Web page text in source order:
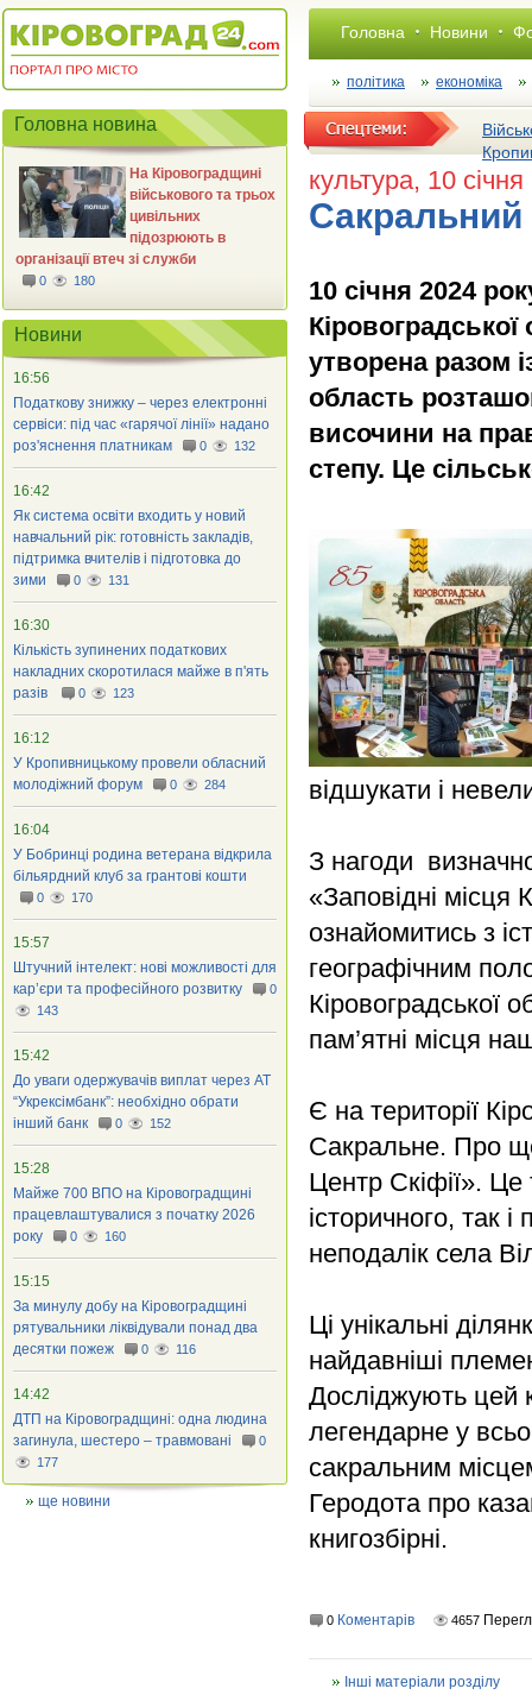
Головна Новини
політика економіка
культура, 10
Сакральний
10 січня 2024
утворена разом
область
височини на
степу. Це
відшукати і
З нагоди
«Заповідні місця
ознайомитись з
географічним
Кіровоградської
пам’ятні місця
Є на території
Сакральне. Про
Центр Скіфії». Це
історичного, так
неподалік села
Ці унікальні
найдавніші
Досліджують цей
легендарне у
сакральним
Геродота про
книгозбірні.
0 Коментарів 4657
Інші матеріали розділу
Головна новина
На Кіровоградщині
військового та трьох
цивільних
підозрюють в
організації втеч зі служби
0 180
Новини
16:56
Податкову знижку – через електронні
сервіси: під час «гарячої лінії» надано
роз'яснення платникам
0 132
16:42
Як система освіти входить у новий
навчальний рік: готовність закладів,
підтримка вчителів і підготовка до
зими
0 131
16:30
Кількість зупинених податкових
накладних скоротилася майже в п'ять
разів
0 123
16:12
У Кропивницькому провели обласний
молодіжний форум
0 284
16:04
У Бобринці родина ветерана відкрила
більярдний клуб за грантові кошти
0 170
15:57
Штучний інтелект: нові можливості для
кар’єри та професійного розвитку
0
143
15:42
До уваги одержувачів виплат через АТ
“Укрексімбанк”: необхідно обрати
інший банк
0 152
15:28
Майже 700 ВПО на Кіровоградщині
працевлаштувалися з початку 2026
року
0 160
15:15
За минулу добу на Кіровоградщині
рятувальники ліквідували понад два
десятки пожеж
0 116
14:42
ДТП на Кіровоградщині: одна людина
загинула, шестеро – травмовані
0
177
ще новини